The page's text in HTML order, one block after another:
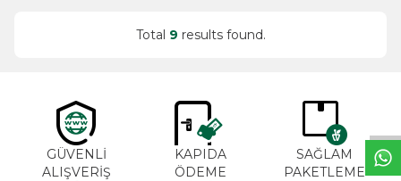
Total 9 results found.
GÜVENLİ
ALIŞVERİŞ
KAPIDA
ÖDEME
SAĞLAM
PAKETLEME